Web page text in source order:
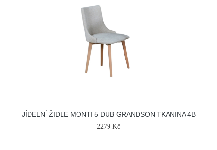
JÍDELNÍ ŽIDLE MONTI 5 DUB GRANDSON TKANINA 4B
2279 Kč